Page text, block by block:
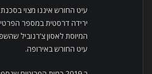
ירידה דרסטית במספר
המיוסת לאסון צ’רנוביל
עיט החורש באירופה.